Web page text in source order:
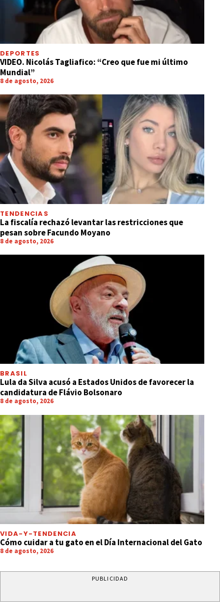
DEPORTES
VIDEO. Nicolás Tagliafico: “Creo que fue mi último
Mundial”
8 de agosto, 2026
TENDENCIAS
La fiscalía rechazó levantar las restricciones que
pesan sobre Facundo Moyano
8 de agosto, 2026
BRASIL
Lula da Silva acusó a Estados Unidos de favorecer la
candidatura de Flávio Bolsonaro
8 de agosto, 2026
VIDA-Y-TENDENCIA
Cómo cuidar a tu gato en el Día Internacional del Gato
8 de agosto, 2026
PUBLICIDAD